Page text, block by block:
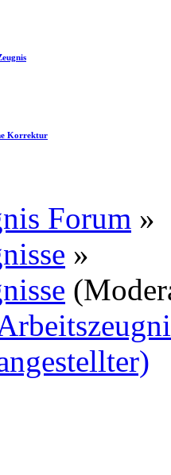
Korrektur
Forum »
»